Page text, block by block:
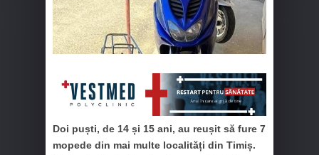
Doi puști, de 14 și 15 ani, au reușit să fure 7
mopede din mai multe localități din Timiș.